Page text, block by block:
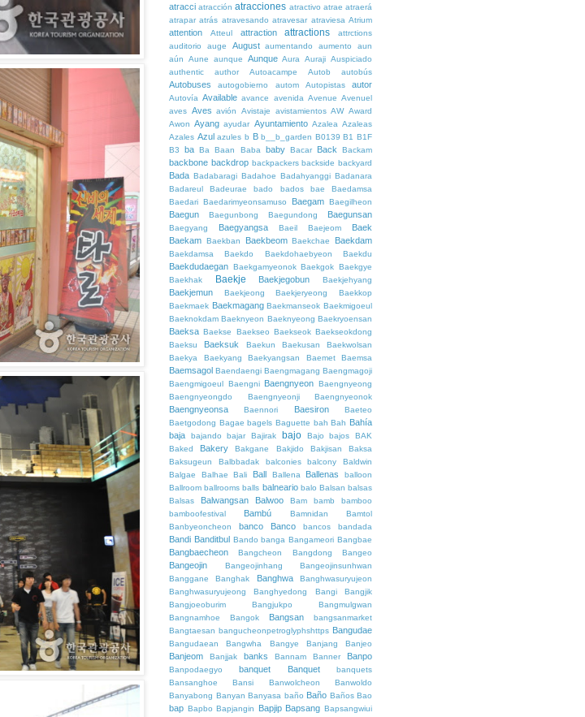
atracci atracción atracciones atractivo atrae atraerá
atrapar atrás atravesando atravesar atraviesa Atrium
attention Atteul attraction attractions
attrctions
auditorio
auge August aumentando aumento
aun
aún
Aune aunque Aunque Aura Auraji Auspiciado
authentic
author Autoacampe Autob autobús
Autobuses autogobierno autom Autopistas autor
Autovía Available avance avenida Avenue Avenuel
aves Aves avión Avistaje avistamientos AW Award
Awon Ayang ayudar Ayuntamiento Azalea Azaleas
Azales Azul azules b B b__b_garden B0139 B1 B1F
B3
ba Ba Baan Baba baby Bacar Back Backam
backbone backdrop backpackers backside backyard
Bada Badabaragi Badahoe Badahyanggi Badanara
Badareul
Badeurae bado bados bae
Baedamsa
Baedari Baedarimyeonsamuso Baegam Baegilheon
Baegun Baegunbong Baegundong Baegunsan
Baegyang Baegyangsa Baeil Baejeom
Baek
Baekam Baekban Baekbeom Baekchae Baekdam
Baekdamsa Baekdo Baekdohaebyeon Baekdu
Baekdudaegan Baekgamyeonok Baekgok Baekgye
Baekhak
Baekje Baekjegobun Baekjehyang
Baekjemun Baekjeong Baekjeryeong
Baekkop
Baekmaek Baekmagang Baekmanseok Baekmigoeul
Baeknokdam Baeknyeon Baeknyeong Baekryoensan
Baeksa Baekse Baekseo Baekseok Baekseokdong
Baeksu
Baeksuk Baekun Baekusan
Baekwolsan
Baekya
Baekyang Baekyangsan Baemet Baemsa
Baemsagol Baendaengi Baengmagang Baengmagoji
Baengmigoeul Baengni Baengnyeon Baengnyeong
Baengnyeongdo
Baengnyeonji Baengnyeonok
Baengnyeonsa Baennori Baesiron
Baeteo
Baetgodong Bagae bagels Baguette bah Bah Bahía
baja
bajando bajar Bajirak bajo Bajo bajos
BAK
Baked
Bakery Bakgane Bakjido Bakjisan
Baksa
Baksugeun
Balbbadak balconies balcony
Baldwin
Balgae
Balhae Bali Ball Ballena Ballenas
balloon
Ballroom ballrooms balls balneario balo Balsan balsas
Balsas
Balwangsan Balwoo Bam bamb
bamboo
bamboofestival
Bambú Bamnidan
Bamtol
Banbyeoncheon
banco Banco bancos bandada
Bandi Banditbul Bando banga Bangameori Bangbae
Bangbaecheon Bangcheon Bangdong Bangeo
Bangeojin Bangeojinhang
Bangeojinsunhwan
Banggane
Banghak Banghwa
Banghwasuryujeon
Banghwasuryujeong
Banghyedong Bangi
Bangjik
Bangjoeoburim
Bangjukpo
Bangmulgwan
Bangnamhoe
Bangok Bangsan
bangsanmarket
Bangtaesan bangucheonpetroglyphshttps Bangudae
Bangudaean Bangwha Bangye Banjang Banjeo
Banjeom Banjjak banks Bannam Banner Banpo
Banpodaegyo banquet Banquet
banquets
Bansanghoe
Bansi Banwolcheon
Banwoldo
Banyabong Banyan Banyasa baño Baño Baños Bao
bap Bapbo Bapjangin Bapjip Bapsang Bapsangwiui